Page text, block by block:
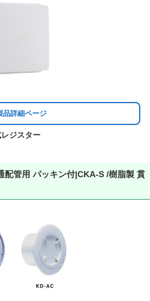
品詳細ページ
ジスター
配管用 パッキン付|CKA-S /樹脂製 貫